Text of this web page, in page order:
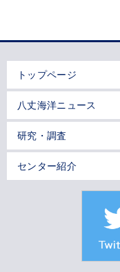
トップページ
八丈海洋ニュース
研究・調査
センター紹介